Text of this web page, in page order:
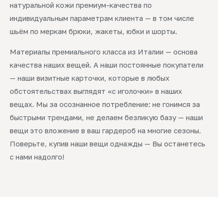
натуральной кожи премиум-качества по
индивидуальным параметрам клиента — в том числе
шьём по меркам брюки, жакеты, юбки и шорты.
Материалы премиального класса из Италии — основа
качества наших вещей. А наши постоянные покупатели
— наши визитные карточки, которые в любых
обстоятельствах выглядят «с иголочки» в наших
вещах. Мы за осознанное потребление: не гонимся за
быстрыми трендами, не делаем безликую базу — наши
вещи это вложение в ваш гардероб на многие сезоны.
Поверьте, купив наши вещи однажды — Вы останетесь
с нами надолго!